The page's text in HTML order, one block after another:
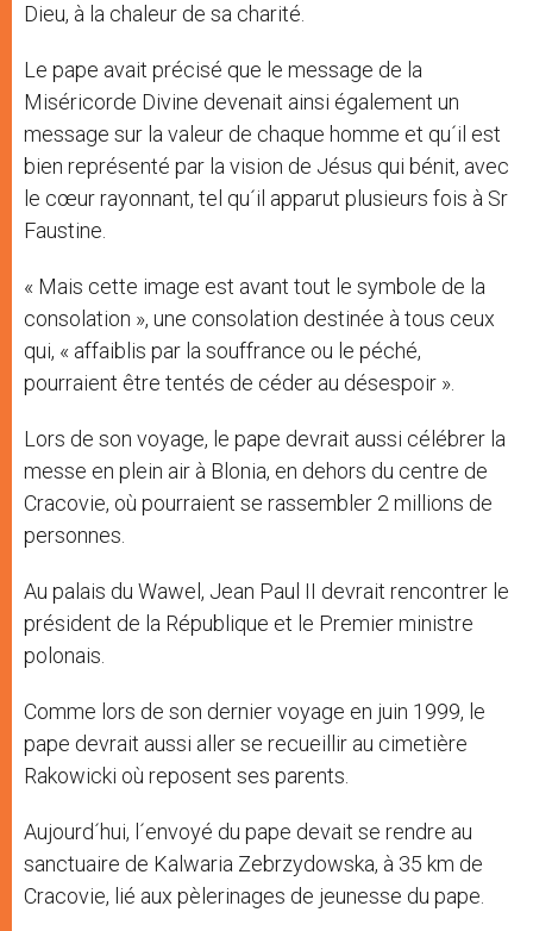
Dieu, à la chaleur de sa charité.
Le pape avait précisé que le message de la
Miséricorde Divine devenait ainsi également un
message sur la valeur de chaque homme et qu´il est
bien représenté par la vision de Jésus qui bénit, avec
le cœur rayonnant, tel qu´il apparut plusieurs fois à Sr
Faustine.
« Mais cette image est avant tout le symbole de la
consolation », une consolation destinée à tous ceux
qui, « affaiblis par la souffrance ou le péché,
pourraient être tentés de céder au désespoir ».
Lors de son voyage, le pape devrait aussi célébrer la
messe en plein air à Blonia, en dehors du centre de
Cracovie, où pourraient se rassembler 2 millions de
personnes.
Au palais du Wawel, Jean Paul II devrait rencontrer le
président de la République et le Premier ministre
polonais.
Comme lors de son dernier voyage en juin 1999, le
pape devrait aussi aller se recueillir au cimetière
Rakowicki où reposent ses parents.
Aujourd´hui, l´envoyé du pape devait se rendre au
sanctuaire de Kalwaria Zebrzydowska, à 35 km de
Cracovie, lié aux pèlerinages de jeunesse du pape.